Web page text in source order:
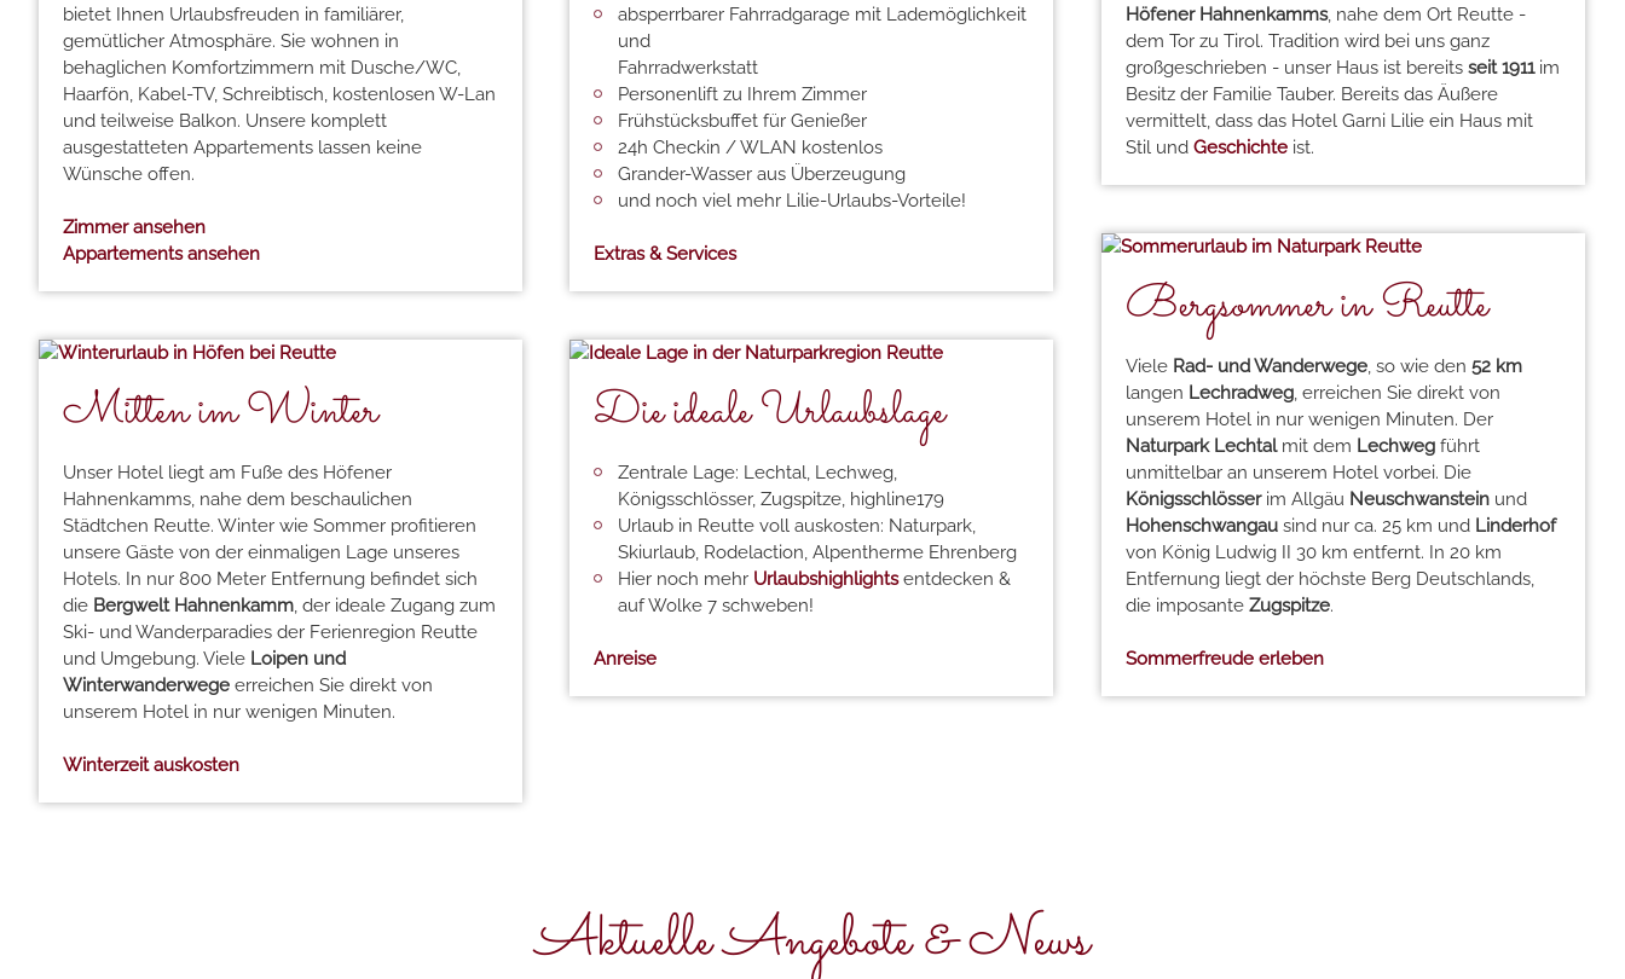
bietet Ihnen Urlaubsfreuden in familiärer,
gemütlicher Atmosphäre. Sie wohnen in
behaglichen Komfortzimmern mit Dusche/WC,
Haarfön, Kabel-TV, Schreibtisch, kostenlosen W-Lan
und teilweise Balkon. Unsere komplett
ausgestatteten Appartements lassen keine
Wünsche offen.
Zimmer ansehen
Appartements ansehen
absperrbarer Fahrradgarage mit Lademöglichkeit
und
Fahrradwerkstatt
Personenlift zu Ihrem Zimmer
Frühstücksbuffet für Genießer
24h Checkin / WLAN kostenlos
Grander-Wasser aus Überzeugung
und noch viel mehr Lilie-Urlaubs-Vorteile!
Extras & Services
Höfener Hahnenkamms, nahe dem Ort Reutte -
dem Tor zu Tirol. Tradition wird bei uns ganz
großgeschrieben - unser Haus ist bereits seit 1911im
Besitz der Familie Tauber. Bereits das Äußere
vermittelt, dass das Hotel Garni Lilie ein Haus mit
Stil und Geschichte ist.
Bergsommer in Reutte
Viele Rad- und Wanderwege, so wie den 52 km
langen Lechradweg, erreichen Sie direkt von
unserem Hotel in nur wenigen Minuten. Der
Naturpark Lechtalmit dem Lechweg führt
unmittelbar an unserem Hotel vorbei. Die
Königsschlösserim Allgäu Neuschwanstein und
Hohenschwangau sind nur ca. 25 km und Linderhof
von König Ludwig II 30 km entfernt. In 20 km
Entfernung liegt der höchste Berg Deutschlands,
die imposante Zugspitze.
Sommerfreude erleben
Mitten im Winter
Unser Hotel liegt am Fuße des Höfener
Hahnenkamms, nahe dem beschaulichen
Städtchen Reutte. Winter wie Sommer profitieren
unsere Gäste von der einmaligen Lage unseres
Hotels. In nur 800 Meter Entfernung befindet sich
die Bergwelt Hahnenkamm, der ideale Zugang zum
Ski- und Wanderparadies der Ferienregion Reutte
und Umgebung. Viele Loipen und
Winterwanderwege erreichen Sie direkt von
unserem Hotel in nur wenigen Minuten.
Winterzeit auskosten
Die ideale Urlaubslage
Zentrale Lage: Lechtal, Lechweg,
Königsschlösser, Zugspitze, highline179
Urlaub in Reutte voll auskosten: Naturpark,
Skiurlaub, Rodelaction, Alpentherme Ehrenberg
Hier noch mehr Urlaubshighlightsentdecken &
auf Wolke 7 schweben!
Anreise
Aktuelle Angebote & News